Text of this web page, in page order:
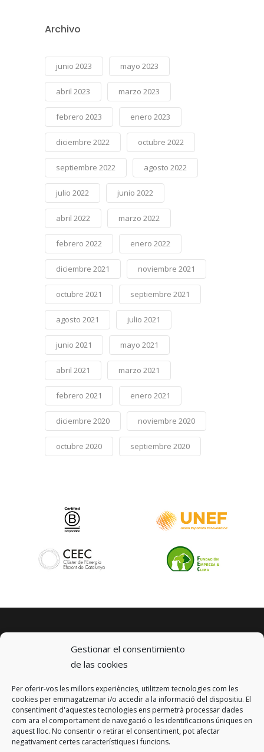
Gestionar el consentimiento
de las cookies
Per oferir-vos les millors experiències, utilitzem tecnologies com les
cookies per emmagatzemar i/o accedir a la informació del dispositiu. El
consentiment d'aquestes tecnologies ens permetrà processar dades
com ara el comportament de navegació o les identificacions úniques en
aquest lloc. No consentir o retirar el consentiment, pot afectar
negativament certes característiques i funcions.
Archivo
junio 2023 mayo 2023
abril 2023 marzo 2023
febrero 2023 enero 2023
diciembre 2022 octubre 2022
septiembre 2022 agosto 2022
julio 2022 junio 2022
abril 2022 marzo 2022
febrero 2022 enero 2022
diciembre 2021 noviembre 2021
octubre 2021 septiembre 2021
agosto 2021 julio 2021
junio 2021 mayo 2021
abril 2021 marzo 2021
febrero 2021 enero 2021
diciembre 2020 noviembre 2020
octubre 2020 septiembre 2020
© 2023 km0 Energy
Carrer Baldrich 222-226
08223 Terrassa, Barcelona
info@km0.energy